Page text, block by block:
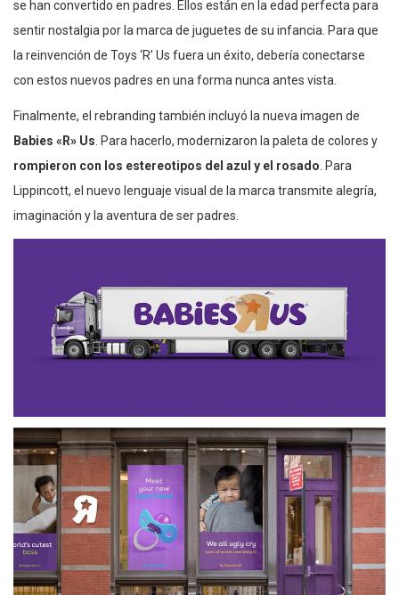
se han convertido en padres. Ellos están en la edad perfecta para
sentir nostalgia por la marca de juguetes de su infancia. Para que
la reinvención de Toys ‘R’ Us fuera un éxito, debería conectarse
con estos nuevos padres en una forma nunca antes vista.
Finalmente, el rebranding también incluyó la nueva imagen de
Babies «R» Us . Para hacerlo, modernizaron la paleta de colores y
rompieron con los estereotipos del azul y el rosado . Para
Lippincott, el nuevo lenguaje visual de la marca transmite alegría,
imaginación y la aventura de ser padres.